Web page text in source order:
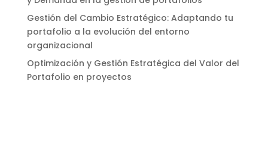
Gestión del Cambio Estratégico: Adaptando tu
portafolio a la evolución del entorno
organizacional
Optimización y Gestión Estratégica del Valor del
Portafolio en proyectos